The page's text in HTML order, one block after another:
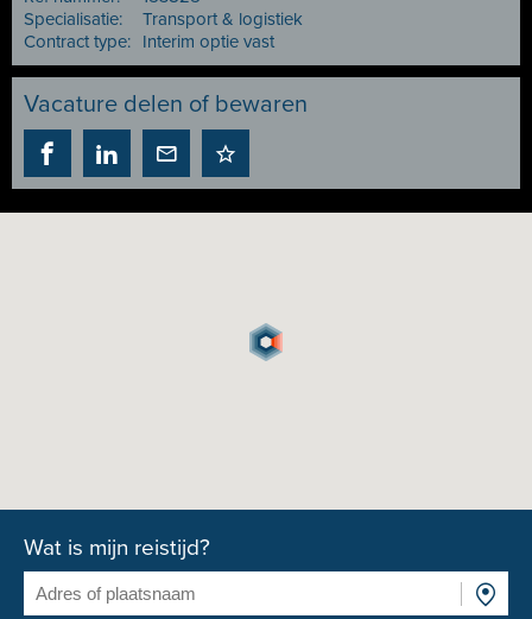
Specialisatie:
Transport & logistiek
Contract type:
Interim optie vast
Vacature delen of bewaren
Wat is mijn reistijd?